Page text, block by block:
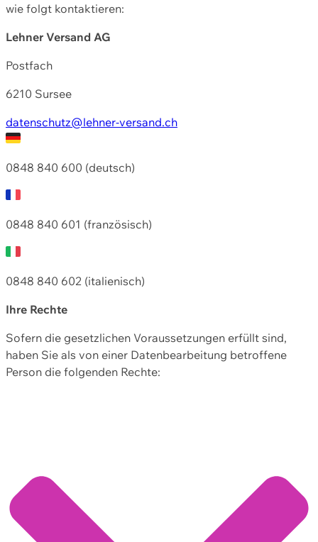
wie folgt kontaktieren:
Lehner Versand AG
Postfach
6210 Sursee
datenschutz@lehner-versand.ch
0848 840 600 (deutsch)
0848 840 601 (französisch)
0848 840 602 (italienisch)
Ihre Rechte
Sofern die gesetzlichen Voraussetzungen erfüllt sind,
haben Sie als von einer Datenbearbeitung betroffene
Person die folgenden Rechte: